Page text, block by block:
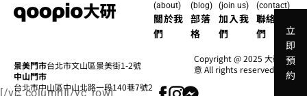
[/vc_column][/vc_row]
立
即
預
約
(about)
關於我
們
(blog)
部落
格
(join us)
加入我
們
(contact)
聯絡我
們
景美門市台北市文山區景美街1-2號
中山門市
台北市中山區中山北路一段140巷7號2
Copyright @ 2025 大研創
意 All rights reserved.